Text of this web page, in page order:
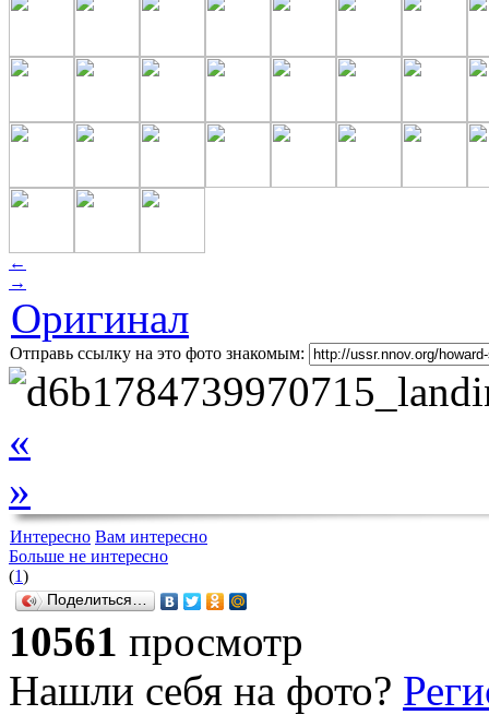
←
→
Оригинал
Отправь ссылку на это фото знакомым:
«
»
Интересно Вам интересно
Больше не интересно
(1)
Поделиться…
10561 просмотр
Нашли себя на фото?